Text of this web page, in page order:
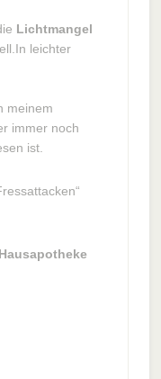
Lichtmangel
leichter
meinem
immer noch
ist.